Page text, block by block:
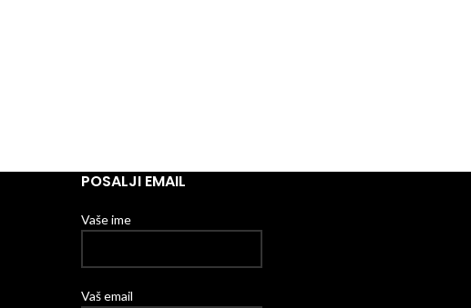
POSALJI EMAIL
Vaše ime
Vaš email